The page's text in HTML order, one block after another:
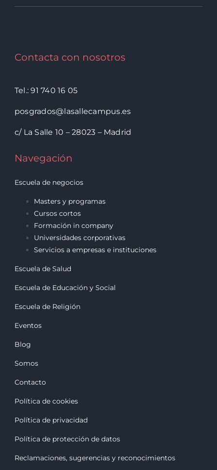
Contacta con nosotros
Tel.: 91 740 16 05
posgrados@lasallecampus.es
c/ La Salle 10 – 28023 – Madrid
Navegación
Escuela de negocios
Masters y programas
Cursos cortos
Formación in company
Universidades corporativas
Servicios a empresas e instituciones
Escuela de Salud
Escuela de Educación y Social
Escuela de Religión
Eventos
Blog
Somos
Contacto
Política de cookies
Política de privacidad
Política de protección de datos
Reclamaciones, sugerencias y reconocimientos